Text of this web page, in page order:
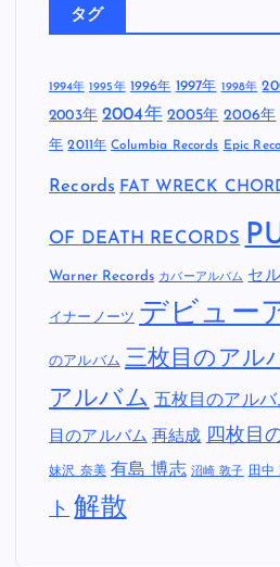
タグ
1994年 1995年 1996年 1997年 1998年
2003年 2004年 2005年 2006年
年 2011年 Columbia Records Epic
Records FAT WRECK
OF DEATH RECORDS
Warner Records カバーアルバム セ
イナーノーツ デビュー
のアルバム 三枚目のアル
アルバム 五枚目のアルバ
目のアルバム 再結成 四枚目
妹沢 奈美 有島 博志 沼崎 敦子 田中
ト 解散